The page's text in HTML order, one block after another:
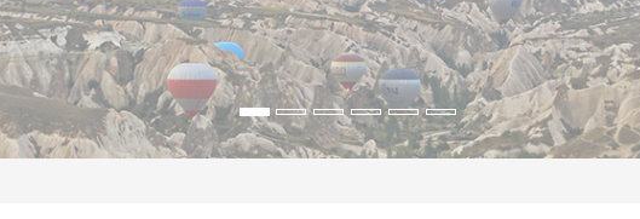
Strand & Geschichte
– „Land aus Wald und Meer“